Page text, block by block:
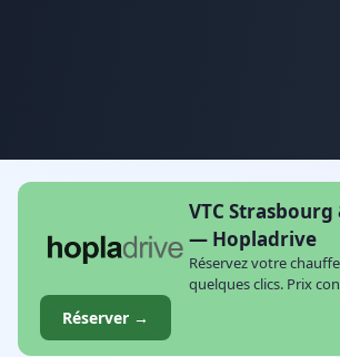
VTC Strasbourg
— Hopladrive
Réservez votre
quelques clics. Prix
Réserver →